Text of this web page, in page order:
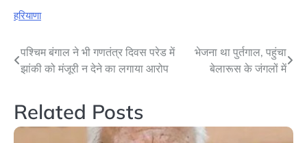
हरियाणा
Post
navigation
पश्चिम बंगाल ने भी गणतंत्र दिवस परेड में
झांकी को मंजूरी न देने का लगाया आरोप
भेजना था पुर्तगाल, पहुंचा
बेलारूस के जंगलों में
Related Posts